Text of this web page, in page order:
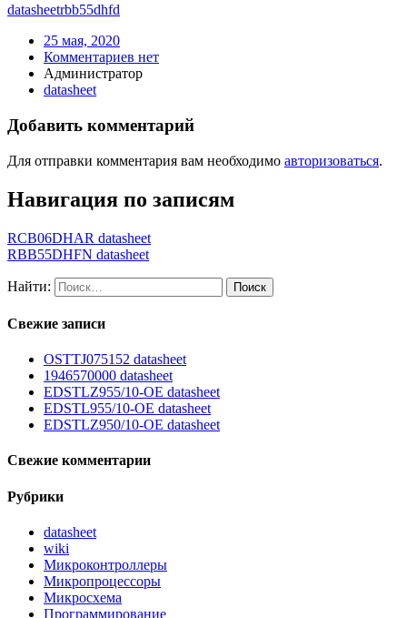
datasheetrbb55dhfd
25 мая, 2020
Комментариев нет
Администратор
datasheet
Добавить комментарий
Для отправки комментария вам необходимо авторизоваться.
Навигация по записям
RCB06DHAR datasheet
RBB55DHFN datasheet
Найти:
Свежие записи
OSTTJ075152 datasheet
1946570000 datasheet
EDSTLZ955/10-OE datasheet
EDSTL955/10-OE datasheet
EDSTLZ950/10-OE datasheet
Свежие комментарии
Рубрики
datasheet
wiki
Микроконтроллеры
Микропроцессоры
Микросхема
Программирование